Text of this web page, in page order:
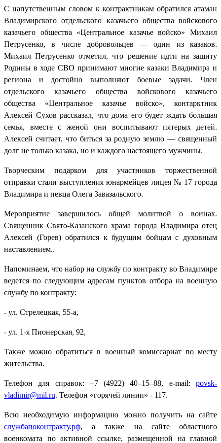
С напутственным словом к контрактникам обратился атаман
Владимирского отдельского казачьего общества войскового
казачьего общества «Центральное казачье войско» Михаил
Петрусенко, в числе добровольцев — один из казаков.
Михаил Петрусенко отметил, что решение идти на защиту
Родины в ходе СВО принимают многие казаки Владимира и
региона и достойно выполняют боевые задачи. Член
отдельского казачьего общества войскового казачьего
общества «Центральное казачье войско», контарктник
Алексей Сухов рассказал, что дома его будет ждать большая
семья, вместе с женой они воспитывают пятерых детей.
Алексей считает, что биться за родную землю — священный
долг не только казака, но и каждого настоящего мужчины.
Творческим подарком для участников торжественной
отправки стали выступления юнармейцев лицея № 17 города
Владимира и певца Олега Завазальского.
Мероприятие завершилось общей молитвой о воинах.
Священник Свято-Казанского храма города Владимира отец
Алексей (Горев) обратился к будущим бойцам с духовным
наставлением..
Напоминаем, что набор на службу по контракту во Владимире
ведется по следующим адресам пунктов отбора на военную
службу по контракту:
- ул. Стрелецкая, 55-а,
- ул. 1-я Пионерская, 92,
Также можно обратиться в военный комиссариат по месту
жительства.
Телефон для справок: +7 (4922) 40–15–88, e-mail: povsk-
vladimir@mil.ru. Телефон «горячей линии» - 117.
Всю необходимую информацию можно получить на сайте
службапоконтракту.рф, а также на сайте областного
военкомата по активной ссылке, размещенной на главной